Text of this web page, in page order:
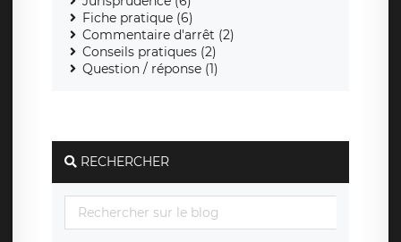
Fiche pratique (6)
Commentaire d'arrêt (2)
Conseils pratiques (2)
Question / réponse (1)
RECHERCHER